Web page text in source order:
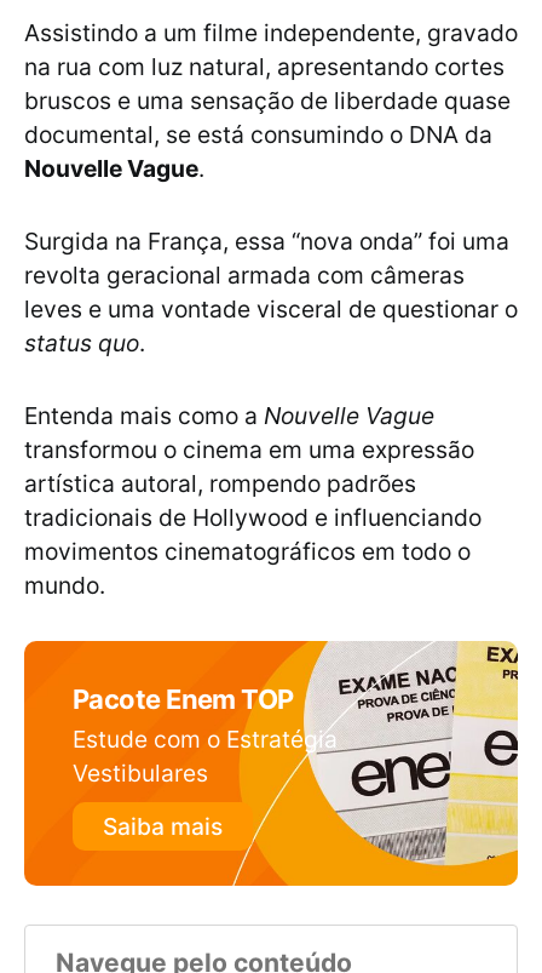
Assistindo a um filme independente, gravado
na rua com luz natural, apresentando cortes
bruscos e uma sensação de liberdade quase
documental, se está consumindo o DNA da
Nouvelle Vague.
Surgida na França, essa “nova onda” foi uma
revolta geracional armada com câmeras
leves e uma vontade visceral de questionar o
status quo.
Entenda mais como a Nouvelle Vague
transformou o cinema em uma expressão
artística autoral, rompendo padrões
tradicionais de Hollywood e influenciando
movimentos cinematográficos em todo o
mundo.
Pacote Enem TOP
Estude com o Estratégia
Vestibulares
Saiba mais
Navegue pelo conteúdo